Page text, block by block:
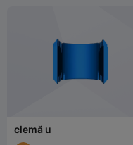
clemă u